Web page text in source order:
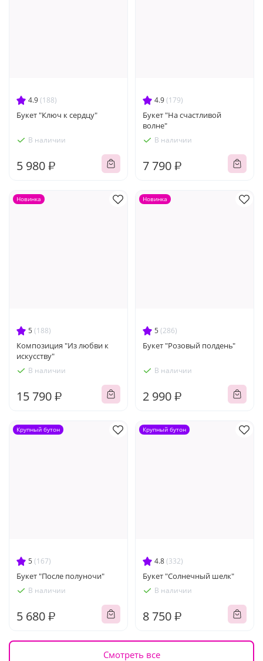
4.9(188)
Букет "Ключ к сердцу"
В наличии
5 980 ₽
4.9(179)
Букет "На счастливой
волне"
В наличии
7 790 ₽
5(188)
Композиция "Из любви к
искусству"
В наличии
15 790 ₽
Новинка
5(286)
Букет "Розовый полдень"
В наличии
2 990 ₽
Новинка
5(167)
Букет "После полуночи"
В наличии
5 680 ₽
Крупный бутон
4.8(332)
Букет "Солнечный шелк"
В наличии
8 750 ₽
Крупный бутон
Смотреть все